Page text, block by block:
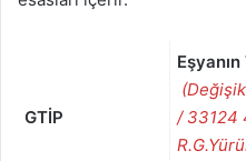
GTİP
Eşyanın
/ 33124